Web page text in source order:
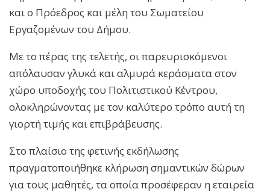
και ο Πρόεδρος και μέλη του Σωματείου
Εργαζομένων του Δήμου.
Με το πέρας της τελετής, οι παρευρισκόμενοι
απόλαυσαν γλυκά και αλμυρά κεράσματα στον
χώρο υποδοχής του Πολιτιστικού Κέντρου,
ολοκληρώνοντας με τον καλύτερο τρόπο αυτή τη
γιορτή τιμής και επιβράβευσης.
Στο πλαίσιο της φετινής εκδήλωσης
πραγματοποιήθηκε κλήρωση σημαντικών δώρων
για τους μαθητές, τα οποία προσέφεραν η εταιρεία